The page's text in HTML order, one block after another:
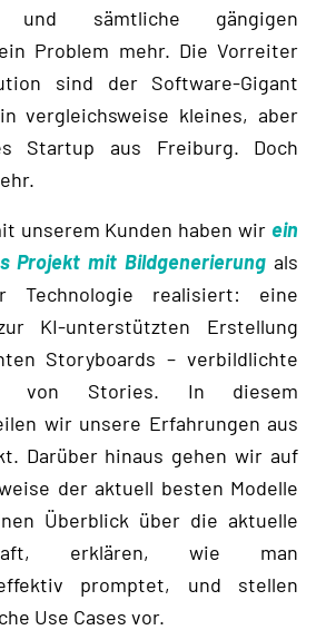
und sämtliche gängigen
Problem mehr. Die Vorreiter
sind der Software-Gigant
vergleichsweise kleines, aber
Startup aus Freiburg. Doch
unserem Kunden haben wir ein
Projekt mit Bildgenerierungals
Technologie realisiert: eine
KI-unterstützten Erstellung
Storyboards – verbildlichte
von Stories. In diesem
wir unsere Erfahrungen aus
Darüber hinaus gehen wir auf
der aktuell besten Modelle
Überblick über die aktuelle
erklären, wie man
promptet, und stellen
Use Cases vor.